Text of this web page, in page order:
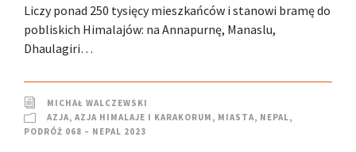
Liczy ponad 250 tysięcy mieszkańców i stanowi bramę do
pobliskich Himalajów: na Annapurnę, Manaslu,
Dhaulagiri…
MICHAŁ WALCZEWSKI
AZJA, AZJA HIMALAJE I KARAKORUM , MIASTA, NEPAL,
PODRÓŻ 068 – NEPAL 2023